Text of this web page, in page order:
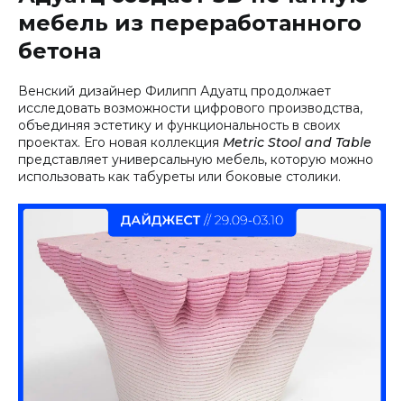
мебель из переработанного
бетона
Венский дизайнер Филипп Адуатц продолжает
исследовать возможности цифрового производства,
объединяя эстетику и функциональность в своих
проектах. Его новая коллекция Metric Stool and Table
представляет универсальную мебель, которую можно
использовать как табуреты или боковые столики.